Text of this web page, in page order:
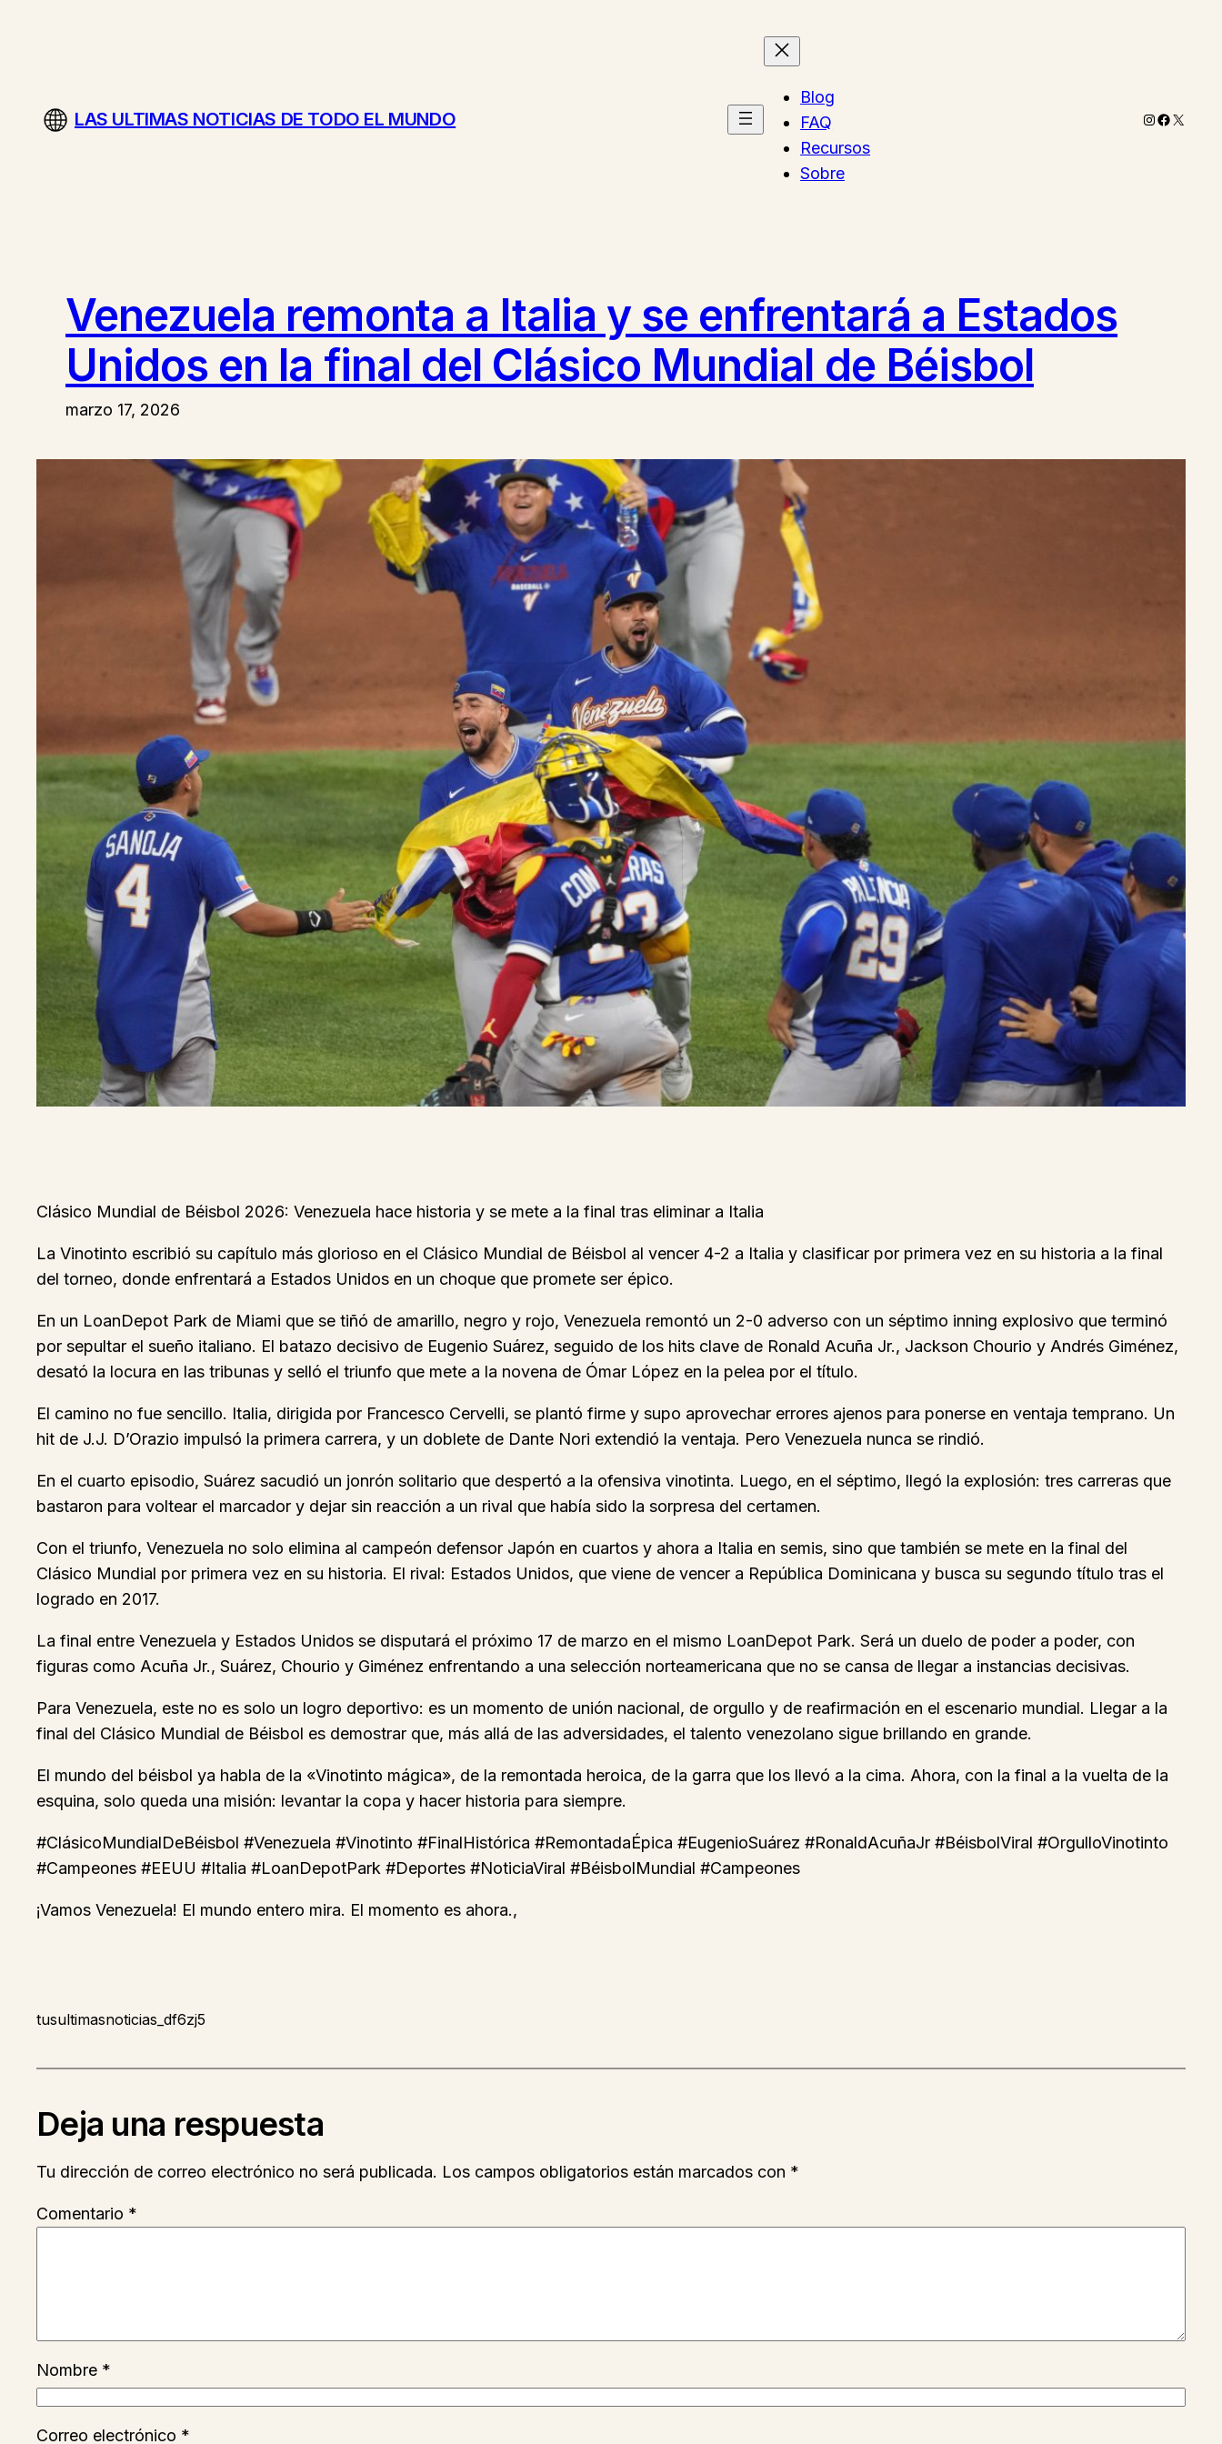
LAS ULTIMAS NOTICIAS DE TODO EL MUNDO
Blog
FAQ
Recursos
Sobre
Instagram
X
Venezuela remonta a Italia y se enfrentará a Estados
Unidos en la final del Clásico Mundial de Béisbol
marzo 17, 2026
Clásico Mundial de Béisbol 2026: Venezuela hace historia y se mete a la final tras eliminar a Italia
La Vinotinto escribió su capítulo más glorioso en el Clásico Mundial de Béisbol al vencer 4-2 a Italia y clasificar por primera vez en su historia a la final
del torneo, donde enfrentará a Estados Unidos en un choque que promete ser épico.
En un LoanDepot Park de Miami que se tiñó de amarillo, negro y rojo, Venezuela remontó un 2-0 adverso con un séptimo inning explosivo que terminó
por sepultar el sueño italiano. El batazo decisivo de Eugenio Suárez, seguido de los hits clave de Ronald Acuña Jr., Jackson Chourio y Andrés Giménez,
desató la locura en las tribunas y selló el triunfo que mete a la novena de Ómar López en la pelea por el título.
El camino no fue sencillo. Italia, dirigida por Francesco Cervelli, se plantó firme y supo aprovechar errores ajenos para ponerse en ventaja temprano. Un
hit de J.J. D’Orazio impulsó la primera carrera, y un doblete de Dante Nori extendió la ventaja. Pero Venezuela nunca se rindió.
En el cuarto episodio, Suárez sacudió un jonrón solitario que despertó a la ofensiva vinotinta. Luego, en el séptimo, llegó la explosión: tres carreras que
bastaron para voltear el marcador y dejar sin reacción a un rival que había sido la sorpresa del certamen.
Con el triunfo, Venezuela no solo elimina al campeón defensor Japón en cuartos y ahora a Italia en semis, sino que también se mete en la final del
Clásico Mundial por primera vez en su historia. El rival: Estados Unidos, que viene de vencer a República Dominicana y busca su segundo título tras el
logrado en 2017.
La final entre Venezuela y Estados Unidos se disputará el próximo 17 de marzo en el mismo LoanDepot Park. Será un duelo de poder a poder, con
figuras como Acuña Jr., Suárez, Chourio y Giménez enfrentando a una selección norteamericana que no se cansa de llegar a instancias decisivas.
Para Venezuela, este no es solo un logro deportivo: es un momento de unión nacional, de orgullo y de reafirmación en el escenario mundial. Llegar a la
final del Clásico Mundial de Béisbol es demostrar que, más allá de las adversidades, el talento venezolano sigue brillando en grande.
El mundo del béisbol ya habla de la «Vinotinto mágica», de la remontada heroica, de la garra que los llevó a la cima. Ahora, con la final a la vuelta de la
esquina, solo queda una misión: levantar la copa y hacer historia para siempre.
#ClásicoMundialDeBéisbol #Venezuela #Vinotinto #FinalHistórica #RemontadaÉpica #EugenioSuárez #RonaldAcuñaJr #BéisbolViral #OrgulloVinotinto
#Campeones #EEUU #Italia #LoanDepotPark #Deportes #NoticiaViral #BéisbolMundial #Campeones
¡Vamos Venezuela! El mundo entero mira. El momento es ahora.,
tusultimasnoticias_df6zj5
Deja una respuesta
Tu dirección de correo electrónico no será publicada. Los campos obligatorios están marcados con *
Comentario *
Nombre *
Correo electrónico *